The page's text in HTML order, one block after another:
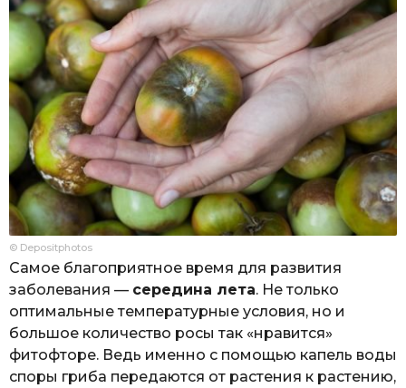
© Depositphotos
Самое благоприятное время для развития
заболевания — середина лета. Не только
оптимальные температурные условия, но и
большое количество росы так «нравится»
фитофторе. Ведь именно с помощью капель воды
споры гриба передаются от растения к растению,